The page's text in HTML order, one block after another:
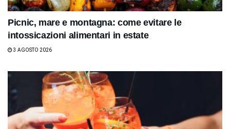
Picnic, mare e montagna: come evitare le
intossicazioni alimentari in estate
3 AGOSTO 2026